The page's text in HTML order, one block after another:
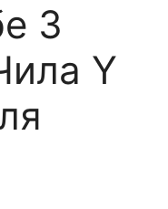
З
Y